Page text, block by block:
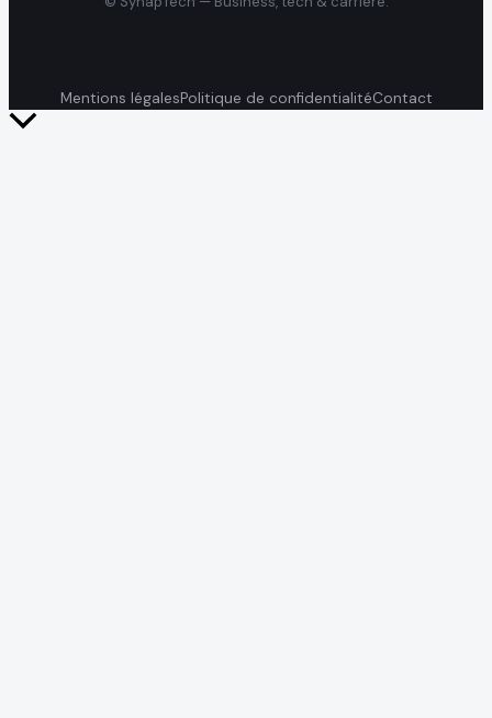
Mentions légalesPolitique de confidentialitéContact